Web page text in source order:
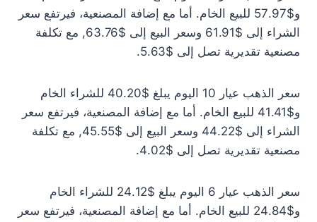
و$57.97 للبيع الخام. أما مع إضافة المصنعية، فيرتفع سعر
الشراء إلى $61.91 وسعر البيع إلى $63.76, مع تكلفة
مصنعية تقديرية تصل إلى $5.63.
سعر الذهب عيار 10 اليوم يبلغ $40.20 للشراء الخام
و$41.41 للبيع الخام. أما مع إضافة المصنعية، فيرتفع سعر
الشراء إلى $44.22 وسعر البيع إلى $45.55, مع تكلفة
مصنعية تقديرية تصل إلى $4.02.
سعر الذهب عيار 6 اليوم يبلغ $24.12 للشراء الخام
و$24.84 للبيع الخام. أما مع إضافة المصنعية، فيرتفع سعر